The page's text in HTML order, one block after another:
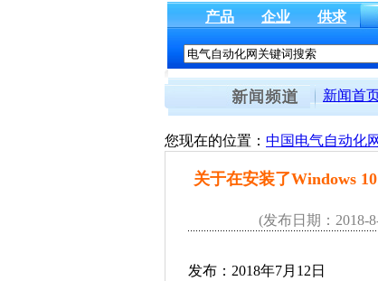
产品
企业 供求
新闻首
您现在的位置： 中国电气自动化
关于在安装了Windows
(发布日期：2018-
发布：2018年7月12日